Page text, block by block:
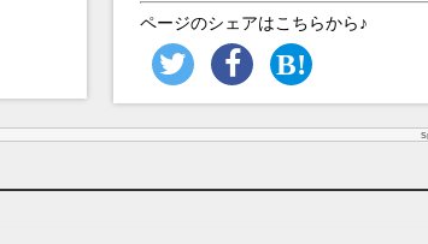
ページのシェアはこちらから♪